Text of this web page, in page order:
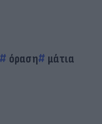
όραση
μάτια